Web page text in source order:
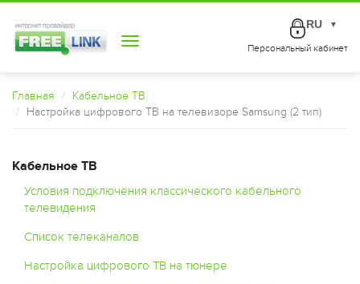
Toggle
Персональный кабинет
RU ▼
Главная
Кабельное ТВ
Настройка цифрового ТВ на телевизоре Samsung (2 тип)
Кабельное ТВ
Условия подключения классического кабельного
телевидения
Список телеканалов
Настройка цифрового ТВ на тюнере